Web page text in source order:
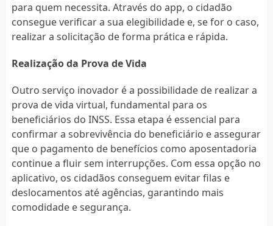
para quem necessita. Através do app, o cidadão
consegue verificar a sua elegibilidade e, se for o caso,
realizar a solicitação de forma prática e rápida.
Realização da Prova de Vida
Outro serviço inovador é a possibilidade de realizar a
prova de vida virtual, fundamental para os
beneficiários do INSS. Essa etapa é essencial para
confirmar a sobrevivência do beneficiário e assegurar
que o pagamento de benefícios como aposentadoria
continue a fluir sem interrupções. Com essa opção no
aplicativo, os cidadãos conseguem evitar filas e
deslocamentos até agências, garantindo mais
comodidade e segurança.